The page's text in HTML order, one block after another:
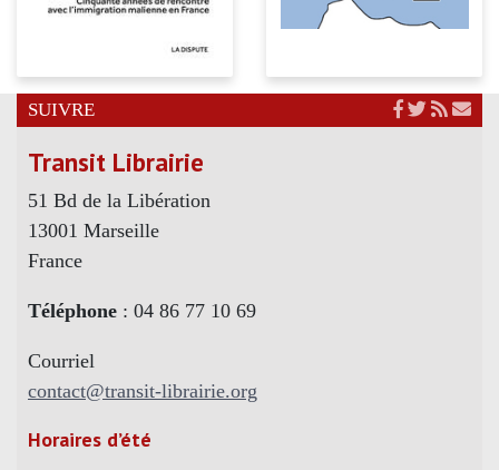
SUIVRE
Transit Librairie
51 Bd de la Libération
13001 Marseille
France
Téléphone : 04 86 77 10 69
Courriel
contact@transit-librairie.org
Horaires d’été